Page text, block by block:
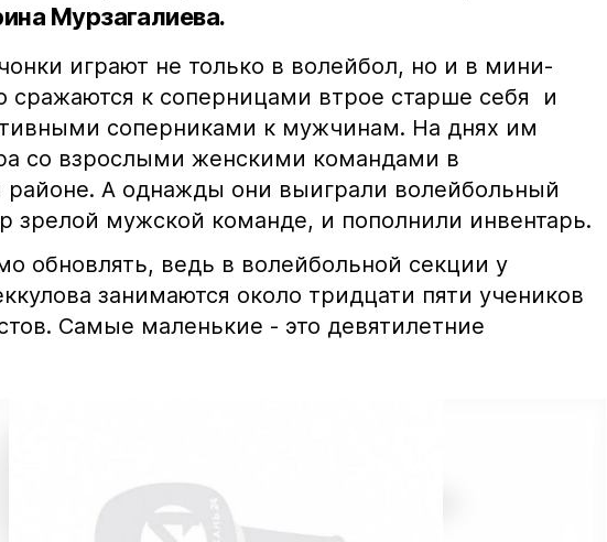
Мурзагалиева.
играют не только в волейбол, но и в мини-
сражаются к соперницами втрое старше себя и
соперниками к мужчинам. На днях им
со взрослыми женскими командами в
А однажды они выиграли волейбольный
зрелой мужской команде, и пополнили инвентарь.
обновлять, ведь в волейбольной секции у
занимаются около тридцати пяти учеников
Самые маленькие - это девятилетние